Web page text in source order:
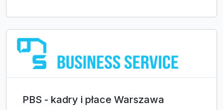
PBS - kadry i płace Warszawa